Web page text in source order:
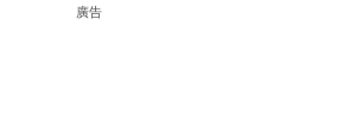
廣告